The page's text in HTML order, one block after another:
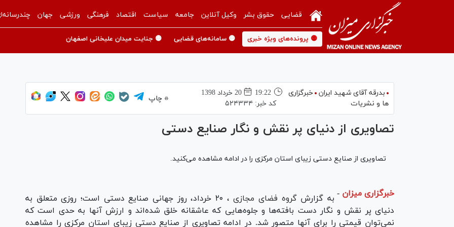
قضایی حقوق بشر وکیل آنلاین جامعه سیاست اقتصاد فرهنگی ورزشی جهان
🟡 پرونده‌های ویژه خبری 🟡 سامانه‌های قضایی 🟡 جنایت میدان علیخانی اصفهان
بدرقه آقای شهید ایران خبرگزاری
ها و نشریات
19:22
20 خرداد 1398
کد خبر: ۵۲۴۳۳۴
چاپ
تصاویری از دنیای پر نقش و نگار صنایع دستی
تصاویری از صنایع دستی زیبای استان مرکزی را در ادامه مشاهده می‌کنید.
خبرگزاری میزان - به گزارشگروه فضای مجازی
، ۲۰ خرداد، روز جهانی صنایع دستی است؛ روزی متعلق به
دنیای پر نقش و نگار دست بافته‌ها و جلوه‌هایی که عاشقانه خلق شده‌اند و ارزش آنها به حدی است که
نمی‌توان قیمتی را برای آنها متصور شد. در ادامه تصاویری از صنایع دستی زیبای استان مرکزی را مشاهده